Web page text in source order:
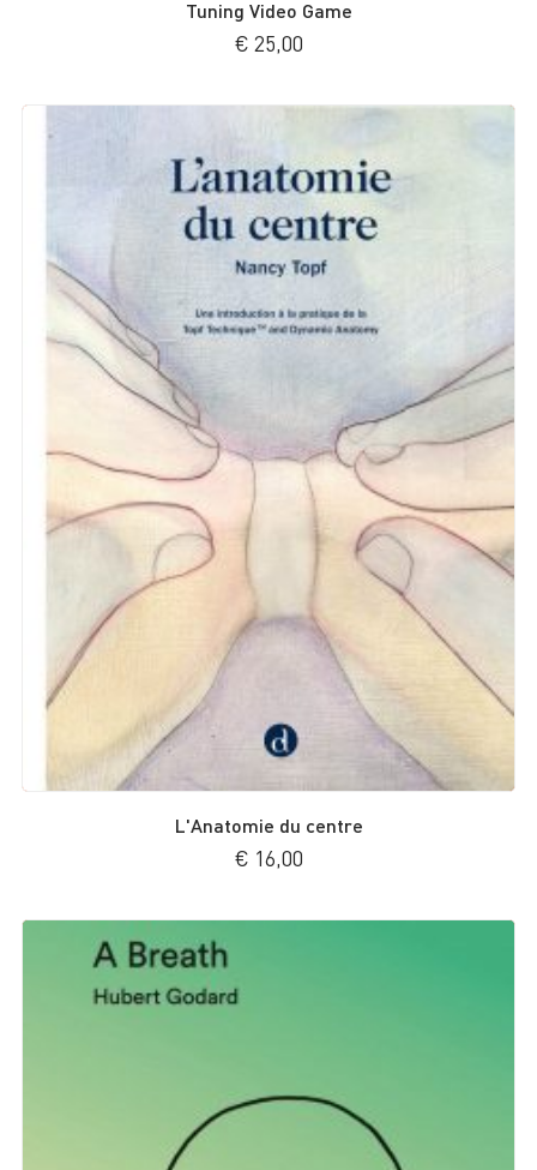
Tuning Video Game
€ 25,00
L'Anatomie du centre
€ 16,00